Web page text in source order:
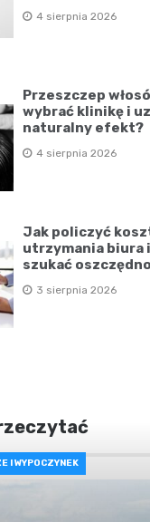
4 sierpnia 2026
Przeszczep
wybrać klinikę i
naturalny efekt?
4 sierpnia 2026
Jak policzyć
utrzymania biura
szukać
3 sierpnia 2026
I WYPOCZYNEK